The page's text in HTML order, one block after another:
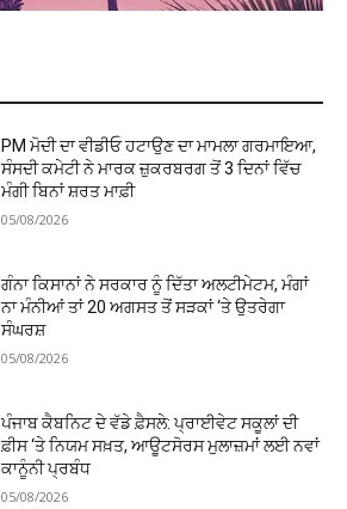
PM ਮੋਦੀ ਦਾ ਵੀਡੀਓ ਹਟਾਉਣ ਦਾ ਮਾਮਲਾ ਗਰਮਾਇਆ,
ਸੰਸਦੀ ਕਮੇਟੀ ਨੇ ਮਾਰਕ ਜ਼ੁਕਰਬਰਗ ਤੋਂ 3 ਦਿਨਾਂ ਵਿੱਚ
ਮੰਗੀ ਬਿਨਾਂ ਸ਼ਰਤ ਮਾਫ਼ੀ
05/08/2026
ਗੰਨਾ ਕਿਸਾਨਾਂ ਨੇ ਸਰਕਾਰ ਨੂੰ ਦਿੱਤਾ ਅਲਟੀਮੇਟਮ, ਮੰਗਾਂ
ਨਾ ਮੰਨੀਆਂ ਤਾਂ 20 ਅਗਸਤ ਤੋਂ ਸੜਕਾਂ ‘ਤੇ ਉਤਰੇਗਾ
ਸੰਘਰਸ਼
05/08/2026
ਪੰਜਾਬ ਕੈਬਨਿਟ ਦੇ ਵੱਡੇ ਫ਼ੈਸਲੇ: ਪ੍ਰਾਈਵੇਟ ਸਕੂਲਾਂ ਦੀ
ਫ਼ੀਸ ‘ਤੇ ਨਿਯਮ ਸਖ਼ਤ, ਆਊਟਸੋਰਸ ਮੁਲਾਜ਼ਮਾਂ ਲਈ ਨਵਾਂ
ਕਾਨੂੰਨੀ ਪ੍ਰਬੰਧ
05/08/2026